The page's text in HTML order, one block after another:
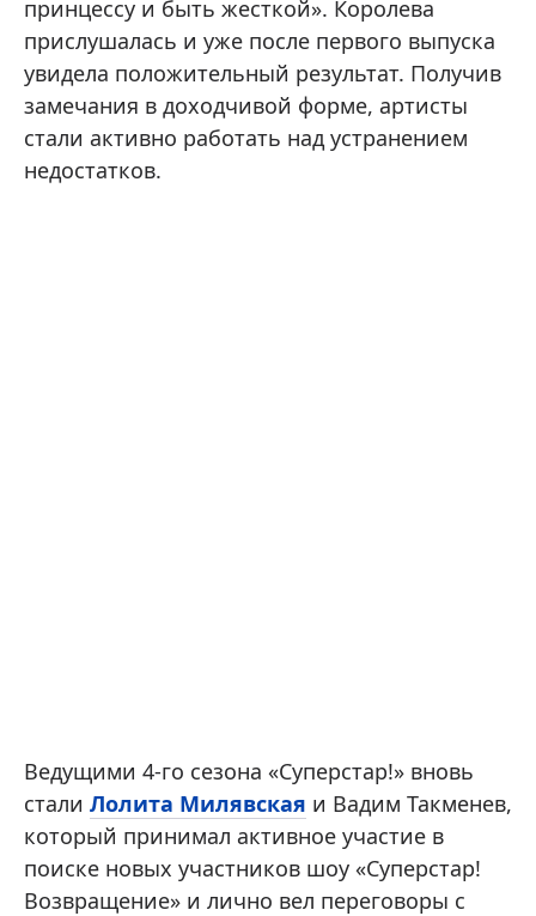
принцессу и быть жесткой». Королева
прислушалась и уже после первого выпуска
увидела положительный результат. Получив
замечания в доходчивой форме, артисты
стали активно работать над устранением
недостатков.
Ведущими 4-го сезона «Суперстар!» вновь
стали Лолита Милявская и Вадим Такменев,
который принимал активное участие в
поиске новых участников шоу «Суперстар!
Возвращение» и лично вел переговоры с